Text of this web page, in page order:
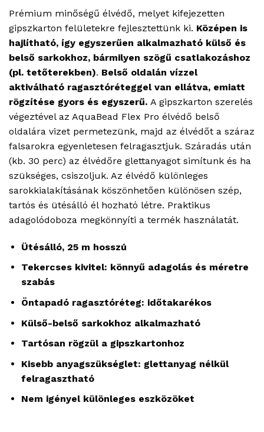
Prémium minőségű élvédő, melyet kifejezetten
gipszkarton felületekre fejlesztettünk ki. Középen is
hajlítható, így egyszerűen alkalmazható külső és
belső sarkokhoz, bármilyen szögű csatlakozáshoz
(pl. tetőterekben). Belső oldalán vízzel
aktiválható ragasztóréteggel van ellátva, emiatt
rögzítése gyors és egyszerű. A gipszkarton szerelés
végeztével az AquaBead Flex Pro élvédő belső
oldalára vizet permetezünk, majd az élvédőt a száraz
falsarokra egyenletesen felragasztjuk. Száradás után
(kb. 30 perc) az élvédőre glettanyagot simítunk és ha
szükséges, csiszoljuk. Az élvédő különleges
sarokkialakításának köszönhetően különösen szép,
tartós és ütésálló él hozható létre. Praktikus
adagolódoboza megkönnyíti a termék használatát.
Ütésálló, 25 m hosszú
Tekercses kivitel: könnyű adagolás és méretre
szabás
Öntapadó ragasztóréteg: időtakarékos
Külső-belső sarkokhoz alkalmazható
Tartósan rögzül a gipszkartonhoz
Kisebb anyagszükséglet: glettanyag nélkül
felragasztható
Nem igényel különleges eszközöket